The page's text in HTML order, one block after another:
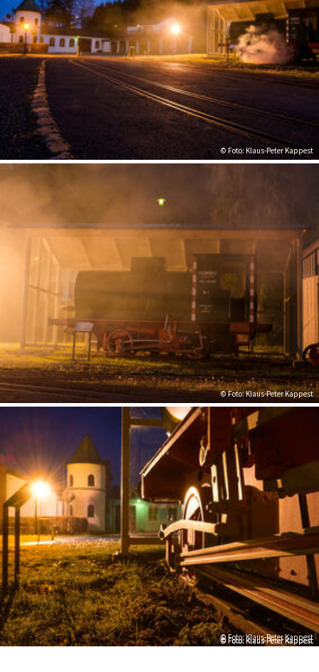
© Foto: Klaus-Peter Kappest
© Foto: Klaus-Peter Kappest
© Foto: Klaus-Peter Kappest
© Foto: Klaus-Peter Kappest
© Foto: Klaus-Peter Kappest
© Foto: Klaus-Peter Kappest